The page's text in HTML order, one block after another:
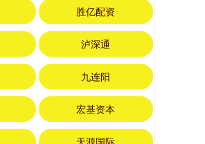
胜亿配资
泸深通
九连阳
宏基资本